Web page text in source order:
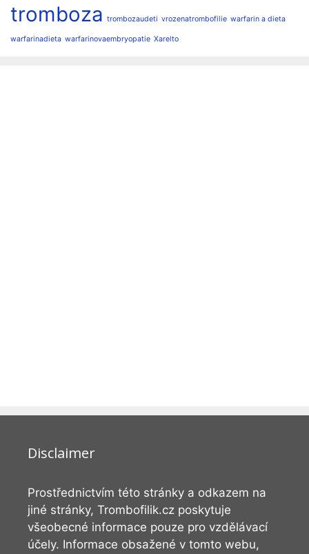
tromboza trombozaudeti vrozenatrombofilie warfarin a dieta
warfarinadieta warfarinovaembryopatie Xarelto
Disclaimer
Prostřednictvím této stránky a odkazem na
jiné stránky, Trombofilik.cz poskytuje
všeobecné informace pouze pro vzdělávací
účely. Informace obsažené v tomto webu,